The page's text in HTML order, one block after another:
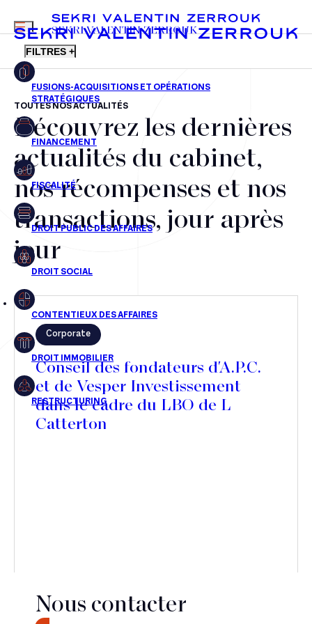
FR EN
MENU
SEKRI VALENTIN ZERROUK
FILTRES +
Fusions-acquisitions et opérations stratégiques
Financement
Fiscalité
Droit public des affaires
Droit social
Droit immobilier
Restructuring
Article
TOUTES NOS ACTUALITÉS
Découvrez les dernières
actualités du cabinet,
nos récompenses et nos
transactions, jour après
jour
Corporate
Conseil des fondateurs d'A.P.C.
et de Vesper Investissement
dans le cadre du LBO de L
Catterton
Nous contacter